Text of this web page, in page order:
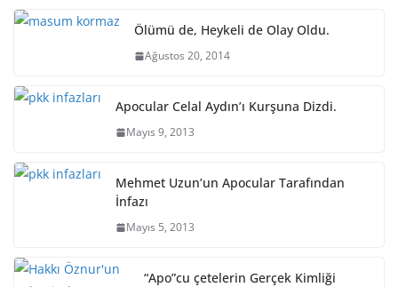
Ölümü de, Heykeli de Olay Oldu.
Ağustos 20, 2014
Apocular Celal Aydın’ı Kurşuna Dizdi.
Mayıs 9, 2013
Mehmet Uzun’un Apocular Tarafından
İnfazı
Mayıs 5, 2013
“Apo”cu çetelerin Gerçek Kimliği